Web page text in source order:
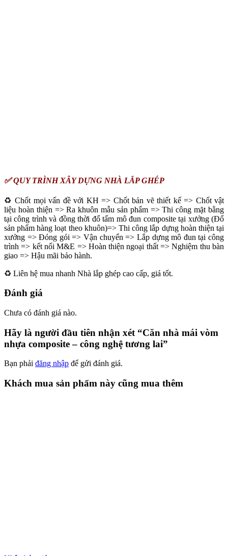
✅ QUY TRÌNH XÂY DỰNG NHÀ LẮP GHÉP
♻️ Chốt mọi vấn đề với KH => Chốt bản vẽ thiết kế => Chốt vật
liệu hoàn thiện => Ra khuôn mẫu sản phẩm => Thi công mặt bằng
tại công trình và đồng thời đổ tấm mô đun composite tại xưởng (Đổ
sản phẩm hàng loạt theo khuôn)=> Thi công lắp dựng hoàn thiện tại
xưởng => Đóng gói => Vận chuyển => Lắp dựng mô đun tại công
trình => kết nối M&E => Hoàn thiện ngoại thất => Nghiệm thu bàn
giao => Hậu mãi bảo hành.
♻️ Liên hệ mua nhanh Nhà lắp ghép cao cấp, giá tốt.
Đánh giá
Chưa có đánh giá nào.
Hãy là người đầu tiên nhận xét “Căn nhà mái vòm
nhựa composite – công nghệ tương lai”
Bạn phải đăng nhập để gửi đánh giá.
Khách mua sản phẩm này cũng mua thêm